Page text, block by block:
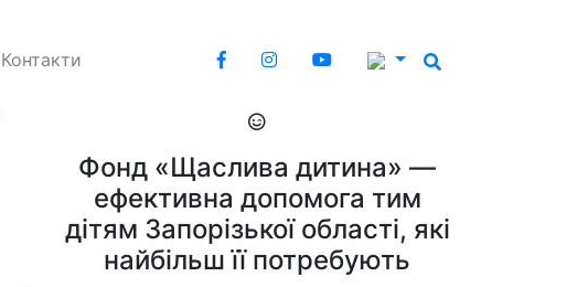
Контакти
Фонд «Щаслива дитина» —
ефективна допомога тим
дітям Запорізької області, які
найбільш її потребують